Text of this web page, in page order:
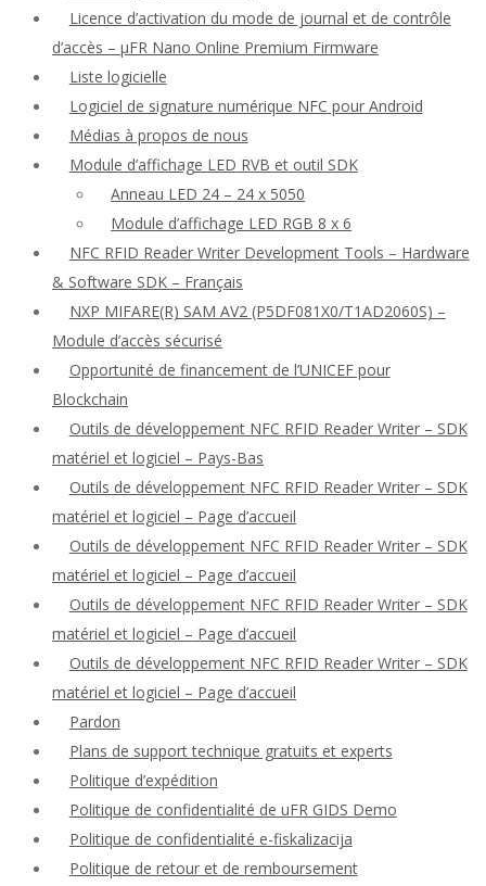
Licence d’activation du mode de journal et de contrôle
d’accès – μFR Nano Online Premium Firmware
Liste logicielle
Logiciel de signature numérique NFC pour Android
Médias à propos de nous
Module d’affichage LED RVB et outil SDK
Anneau LED 24 – 24 x 5050
Module d’affichage LED RGB 8 x 6
NFC RFID Reader Writer Development Tools – Hardware
& Software SDK – Français
NXP MIFARE(R) SAM AV2 (P5DF081X0/T1AD2060S) –
Module d’accès sécurisé
Opportunité de financement de l’UNICEF pour
Blockchain
Outils de développement NFC RFID Reader Writer – SDK
matériel et logiciel – Pays-Bas
Outils de développement NFC RFID Reader Writer – SDK
matériel et logiciel – Page d’accueil
Outils de développement NFC RFID Reader Writer – SDK
matériel et logiciel – Page d’accueil
Outils de développement NFC RFID Reader Writer – SDK
matériel et logiciel – Page d’accueil
Outils de développement NFC RFID Reader Writer – SDK
matériel et logiciel – Page d’accueil
Pardon
Plans de support technique gratuits et experts
Politique d’expédition
Politique de confidentialité de uFR GIDS Demo
Politique de confidentialité e-fiskalizacija
Politique de retour et de remboursement